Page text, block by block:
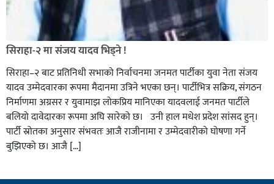
सिराहा-२ मा संजय यादव भिड्ने !
सिराहा–२ बाट प्रतिनिधी सभाको निर्वाचनमा जनमत पार्टीका युवा नेता संजय
यादव उम्मेदवारका रूपमा मैदानमा उत्रिने भएका छन्। पार्टीभित्र सक्रिय, संगठन
निर्माणमा अग्रसर र युवामाझ लोकप्रिय मानिएका यादवलाई जनमत पार्टीले
बलियो दावेदारका रूपमा अघि सारेको छ। उनी हाल मधेश प्रदेश सांसद हुन्।
पार्टी स्रोतका अनुसार संभवतः आजै राजीनामा र उम्मेदवारीको घोषणा गर्ने
बुझिएको छ। आजै […]